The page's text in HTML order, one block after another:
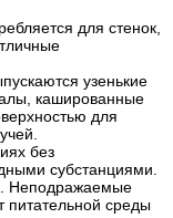
для стенок,
узенькие
кашированные
для
без
субстанциями.
Неподражаемые
питательной среды